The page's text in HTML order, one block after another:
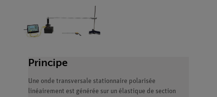
Principe
Une onde transversale stationnaire polarisée
linéairement est générée sur un élastique de section